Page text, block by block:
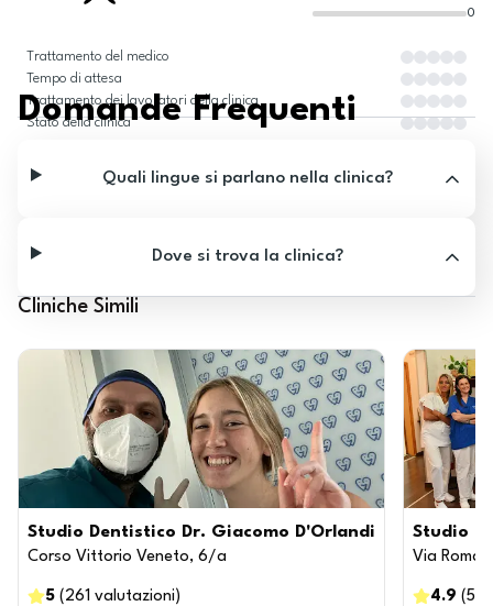
0
Trattamento del medico
Tempo di attesa
Trattamento dei lavoratori della clinica
Stato della clinica
Domande Frequenti
Quali lingue si parlano nella clinica?
Dove si trova la clinica?
Cliniche Simili
Studio Dentistico Dr. Giacomo D'Orlandi
Corso Vittorio Veneto, 6/a
5 ( 261 valutazioni )
Studio
Via Roma,
4.9 (55